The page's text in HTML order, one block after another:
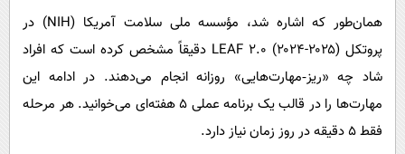
همان‌طور که اشاره شد، مؤسسه ملی سلامت آمریکا (NIH) در
پروتکل LEAF 2.0 (۲۰۲۴-۲۰۲۵) دقیقاً مشخص کرده است که افراد
شاد چه «ریز‑مهارت‌هایی» روزانه انجام می‌دهند. در ادامه این
مهارت‌ها را در قالب یک برنامه عملی ۵ هفته‌ای می‌خوانید. هر مرحله
فقط ۵ دقیقه در روز زمان نیاز دارد.